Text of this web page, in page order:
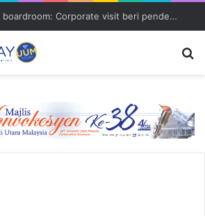
BGS beyond the boardroom: Corporate visit beri pendedahan dunia korporat kepada PELAJAR UUM